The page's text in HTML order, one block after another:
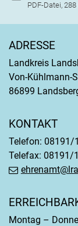
PDF-Datei, 288
ADRESSE
Landkreis
Von-Kühlmann-
86899
KONTAKT
Telefon: 08191/
Telefax: 08191/
Montag –